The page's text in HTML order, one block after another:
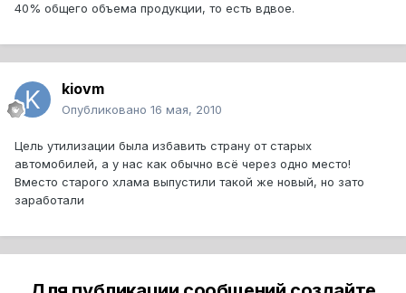
40% общего объема продукции, то есть вдвое.
kiovm
Опубликовано 16 мая, 2010
Цель утилизации была избавить страну от старых
автомобилей, а у нас как обычно всё через одно место!
Вместо старого хлама выпустили такой же новый, но зато
заработали